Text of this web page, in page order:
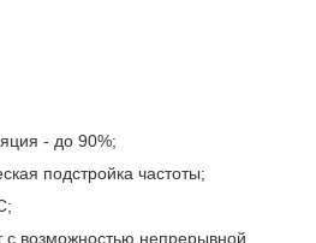
- до 90%;
подстройка частоты;
возможностью непрерывной